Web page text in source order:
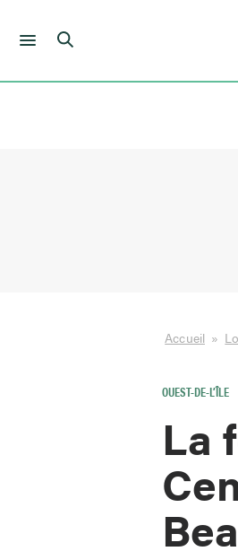
Skip
Accueil »
OUEST-DE-L’ÎLE
La